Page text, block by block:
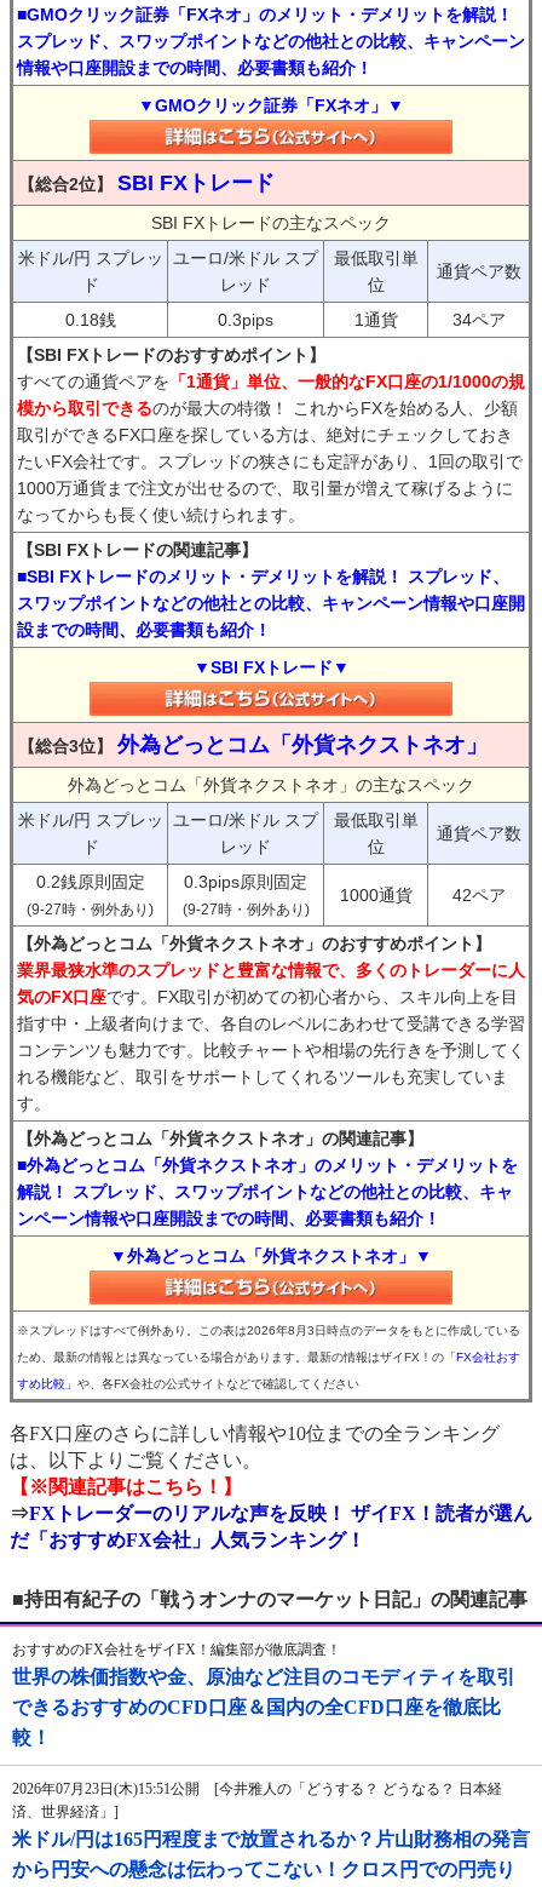
■GMOクリック証券「FXネオ」のメリット・デメリットを解説！
スプレッド、スワップポイントなどの他社との比較、キャンペーン
情報や口座開設までの時間、必要書類も紹介！
▼GMOクリック証券「FXネオ」▼
【総合2位】 SBI FXトレード
SBI FXトレードの主なスペック
米ドル/円 スプレッ
ド
ユーロ/米ドル スプ
レッド
最低取引単
位
通貨ペア数
0.18銭 0.3pips 1通貨
34ペア
【SBI FXトレードのおすすめポイント】
すべての通貨ペアを 「1通貨」単位、一般的なFX口座の1/1000の規
模から取引できるのが最大の特徴！ これからFXを始める人、少額
取引ができるFX口座を探している方は、絶対にチェックしておき
たいFX会社です。スプレッドの狭さにも定評があり、1回の取引で
1000万通貨まで注文が出せるので、取引量が増えて稼げるように
なってからも長く使い続けられます。
【SBI FXトレードの関連記事】
■SBI FXトレードのメリット・デメリットを解説！ スプレッド、
スワップポイントなどの他社との比較、キャンペーン情報や口座開
設までの時間、必要書類も紹介！
▼SBI FXトレード▼
【総合3位】 外為どっとコム「外貨ネクストネオ」
外為どっとコム「外貨ネクストネオ」の主なスペック
米ドル/円 スプレッ
ド
ユーロ/米ドル スプ
レッド
最低取引単
位
通貨ペア数
0.2銭原則固定
(9-27時・例外あり)
0.3pips原則固定
(9-27時・例外あり)
1000通貨 42ペア
【外為どっとコム「外貨ネクストネオ」のおすすめポイント】
業界最狭水準のスプレッドと豊富な情報で、多くのトレーダーに人
気のFX口座です。FX取引が初めての初心者から、スキル向上を目
指す中・上級者向けまで、各自のレベルにあわせて受講できる学習
コンテンツも魅力です。比較チャートや相場の先行きを予測してく
れる機能など、取引をサポートしてくれるツールも充実していま
す。
【外為どっとコム「外貨ネクストネオ」の関連記事】
■外為どっとコム「外貨ネクストネオ」のメリット・デメリットを
解説！ スプレッド、スワップポイントなどの他社との比較、キャ
ンペーン情報や口座開設までの時間、必要書類も紹介！
▼外為どっとコム「外貨ネクストネオ」▼
※スプレッドはすべて例外あり。この表は2026年8月3日時点のデータをもとに作成している
ため、最新の情報とは異なっている場合があります。最新の情報はザイFX！の 「FX会社おす
すめ比較」 や、各FX会社の公式サイトなどで確認してください
各FX口座のさらに詳しい情報や10位までの全ランキング
は、以下よりご覧ください。
【※関連記事はこちら！】
⇒FXトレーダーのリアルな声を反映！ ザイFX！読者が選ん
だ「おすすめFX会社」人気ランキング！
■持田有紀子の「戦うオンナのマーケット日記」の関連記事
おすすめのFX会社をザイFX！編集部が徹底調査！
世界の株価指数や金、原油など注目のコモディティを取引
できるおすすめのCFD口座＆国内の全CFD口座を徹底比
較！
2026年07月23日(木)15:51公開 [今井雅人の「どうする？ どうなる？ 日本経
済、世界経済」]
米ドル/円は165円程度まで放置されるか？片山財務相の発言
から円安への懸念は伝わってこない！クロス円での円売り